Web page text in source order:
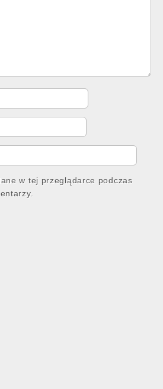
w tej przeglądarce podczas